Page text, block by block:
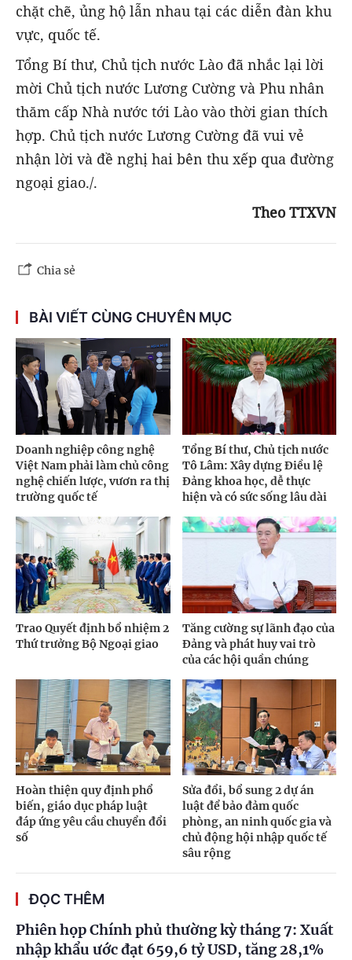
chặt chẽ, ủng hộ lẫn nhau tại các diễn đàn khu
vực, quốc tế.
Tổng Bí thư, Chủ tịch nước Lào đã nhắc lại lời
mời Chủ tịch nước Lương Cường và Phu nhân
thăm cấp Nhà nước tới Lào vào thời gian thích
hợp. Chủ tịch nước Lương Cường đã vui vẻ
nhận lời và đề nghị hai bên thu xếp qua đường
ngoại giao./.
Theo TTXVN
Chia sẻ
BÀI VIẾT CÙNG CHUYÊN MỤC
Doanh nghiệp công nghệ
Việt Nam phải làm chủ công
nghệ chiến lược, vươn ra thị
trường quốc tế
Tổng Bí thư, Chủ tịch nước
Tô Lâm: Xây dựng Điều lệ
Đảng khoa học, dễ thực
hiện và có sức sống lâu dài
Trao Quyết định bổ nhiệm 2
Thứ trưởng Bộ Ngoại giao
Tăng cường sự lãnh đạo của
Đảng và phát huy vai trò
của các hội quần chúng
Hoàn thiện quy định phổ
biến, giáo dục pháp luật
đáp ứng yêu cầu chuyển đổi
số
Sửa đổi, bổ sung 2 dự án
luật để bảo đảm quốc
phòng, an ninh quốc gia và
chủ động hội nhập quốc tế
sâu rộng
ĐỌC THÊM
Phiên họp Chính phủ thường kỳ tháng 7: Xuất
nhập khẩu ước đạt 659,6 tỷ USD, tăng 28,1%